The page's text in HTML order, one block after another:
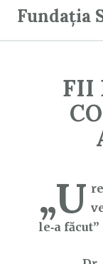
Fundația
FII
„U
le‑a